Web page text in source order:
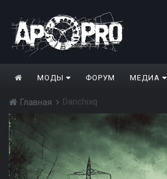
МОДЫ ФОРУМ МЕДИА
Главная Danchixq